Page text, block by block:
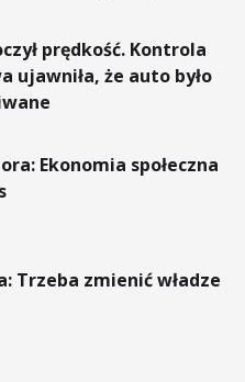
prędkość. Kontrola
ujawniła, że auto było
Ekonomia społeczna
Trzeba zmienić władze